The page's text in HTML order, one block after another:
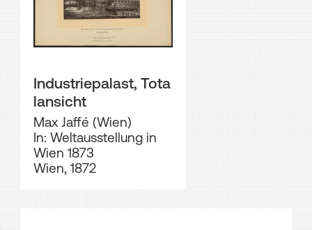
Industriepalast, Tota
lansicht
Max Jaffé (Wien)
In: Weltausstellung in
Wien 1873
Wien, 1872